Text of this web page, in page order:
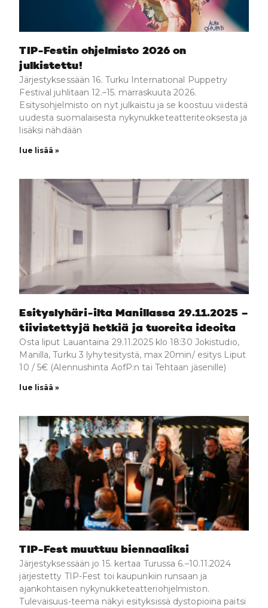
TIP-Festin ohjelmisto 2026 on
julkistettu!
Järjestyksessään 16. Turku International Puppetry
Festival juhlitaan 12.–15. marraskuuta 2026.
Esitysohjelmisto on nyt julkaistu ja se koostuu viidestä
uudesta suomalaisesta nykynukketeatteriteoksesta ja
lisäksi nähdään
lue lisää »
Esityslyhäri-ilta Manillassa 29.11.2025 –
tiivistettyjä hetkiä ja tuoreita ideoita
Osta liput Lauantaina 29.11.2025 klo 18:30 Jokistudio,
Manilla, Turku 3 lyhytesitystä, max 20min/ esitys Liput
10 / 5€ (Alennushinta AofP:n tai Tehtaan jäsenille)
lue lisää »
TIP-Fest muuttuu biennaaliksi
Järjestyksessään jo 15. kertaa Turussa 6.–10.11.2024
järjestetty TIP-Fest toi kaupunkiin runsaan ja
ajankohtaisen nykynukketeatteriohjelmiston.
Tulevaisuus-teema näkyi esityksissä dystopioina paitsi